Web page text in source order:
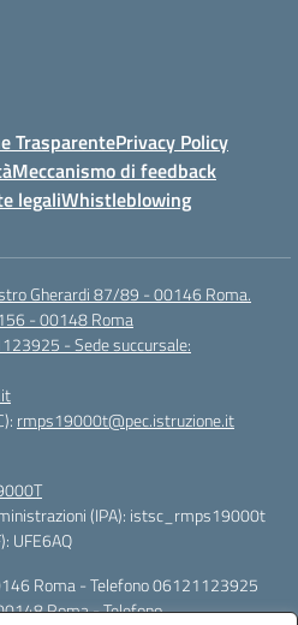
TrasparentePrivacy Policy
Meccanismo di feedback
legaliWhistleblowing
Gherardi 87/89 - 00146 Roma.
- 00148 Roma
- Sede succursale:
rmps19000t@pec.istruzione.it
(IPA): istsc_rmps19000t
UFE6AQ
Roma - Telefono 06121123925
Roma - Telefono